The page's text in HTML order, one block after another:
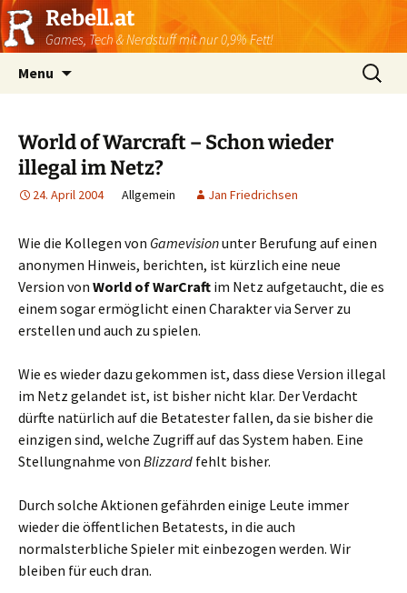
Rebell.at
Games, Tech & Nerdstuff mit nur 0,9% Fett!
Menu
Suchen
nach:
World of Warcraft – Schon wieder
illegal im Netz?
24. April 2004 Allgemein Jan Friedrichsen
Wie die Kollegen von Gamevisionunter Berufung auf einen
anonymen Hinweis, berichten, ist kürzlich eine neue
Version von World of WarCraft im Netz aufgetaucht, die es
einem sogar ermöglicht einen Charakter via Server zu
erstellen und auch zu spielen.
Wie es wieder dazu gekommen ist, dass diese Version illegal
im Netz gelandet ist, ist bisher nicht klar. Der Verdacht
dürfte natürlich auf die Betatester fallen, da sie bisher die
einzigen sind, welche Zugriff auf das System haben. Eine
Stellungnahme von Blizzard fehlt bisher.
Durch solche Aktionen gefährden einige Leute immer
wieder die öffentlichen Betatests, in die auch
normalsterbliche Spieler mit einbezogen werden. Wir
bleiben für euch dran.